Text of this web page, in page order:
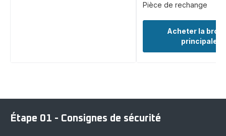
Pièce de rechange
Acheter la
principale
Étape 01 - Consignes de sécurité